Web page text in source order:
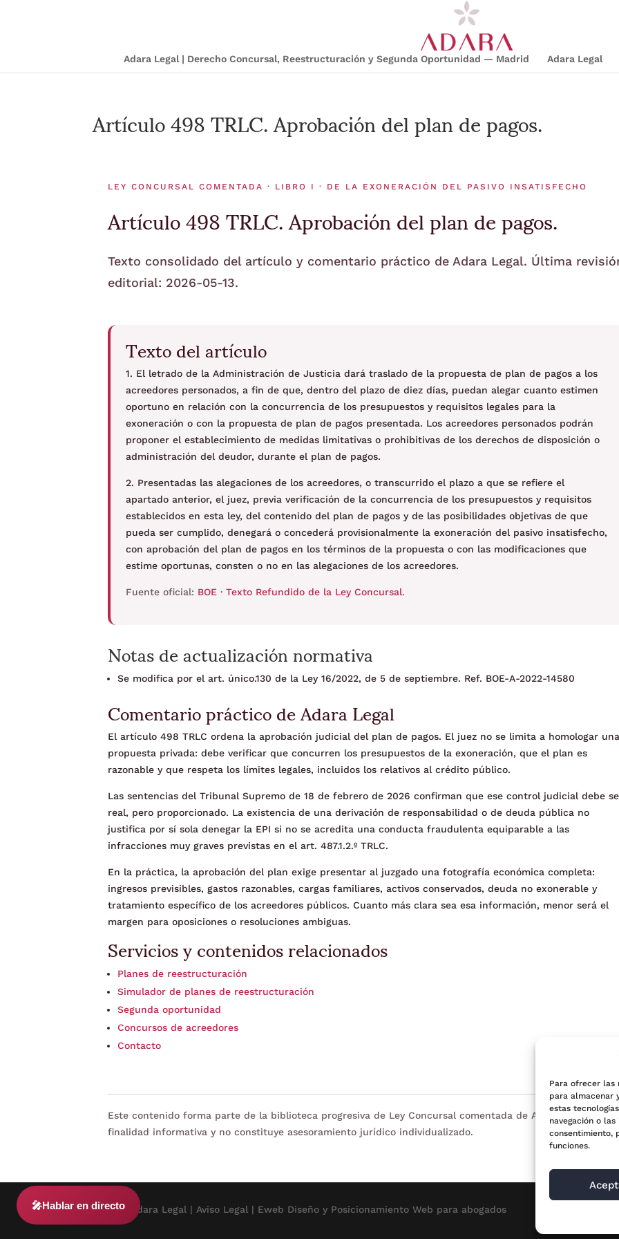
Para ofrecer las
para almacenar
estas
navegación o
consentimiento,
funciones.
Adara Legal | Derecho Concursal, Reestructuración y Segunda Oportunidad — Madrid Adara Legal
Artículo 498 TRLC. Aprobación del plan de pagos.
LEY CONCURSAL COMENTADA · LIBRO I · DE LA EXONERACIÓN DEL PASIVO INSATISFECHO
Artículo 498 TRLC. Aprobación del plan de pagos.
Texto consolidado del artículo y comentario práctico de Adara Legal. Última
editorial: 2026-05-13.
Texto del artículo
1. El letrado de la Administración de Justicia dará traslado de la propuesta de plan de pagos a los
acreedores personados, a fin de que, dentro del plazo de diez días, puedan alegar cuanto estimen
oportuno en relación con la concurrencia de los presupuestos y requisitos legales para la
exoneración o con la propuesta de plan de pagos presentada. Los acreedores personados podrán
proponer el establecimiento de medidas limitativas o prohibitivas de los derechos de disposición o
administración del deudor, durante el plan de pagos.
2. Presentadas las alegaciones de los acreedores, o transcurrido el plazo a que se refiere el
apartado anterior, el juez, previa verificación de la concurrencia de los presupuestos y requisitos
establecidos en esta ley, del contenido del plan de pagos y de las posibilidades objetivas de que
pueda ser cumplido, denegará o concederá provisionalmente la exoneración del pasivo insatisfecho,
con aprobación del plan de pagos en los términos de la propuesta o con las modificaciones que
estime oportunas, consten o no en las alegaciones de los acreedores.
Fuente oficial: BOE · Texto Refundido de la Ley Concursal.
Notas de actualización normativa
Se modifica por el art. único.130 de la Ley 16/2022, de 5 de septiembre. Ref. BOE-A-2022-14580
Comentario práctico de Adara Legal
El artículo 498 TRLC ordena la aprobación judicial del plan de pagos. El juez no se limita a homologar
propuesta privada: debe verificar que concurren los presupuestos de la exoneración, que el plan es
razonable y que respeta los límites legales, incluidos los relativos al crédito público.
Las sentencias del Tribunal Supremo de 18 de febrero de 2026 confirman que ese control judicial debe
real, pero proporcionado. La existencia de una derivación de responsabilidad o de deuda pública no
justifica por sí sola denegar la EPI si no se acredita una conducta fraudulenta equiparable a las
infracciones muy graves previstas en el art. 487.1.2.º TRLC.
En la práctica, la aprobación del plan exige presentar al juzgado una fotografía económica completa:
ingresos previsibles, gastos razonables, cargas familiares, activos conservados, deuda no exonerable y
tratamiento específico de los acreedores públicos. Cuanto más clara sea esa información, menor será el
margen para oposiciones o resoluciones ambiguas.
Servicios y contenidos relacionados
Planes de reestructuración
Simulador de planes de reestructuración
Segunda oportunidad
Concursos de acreedores
Contacto
Este contenido forma parte de la biblioteca progresiva de Ley Concursal comentada de Adara Legal.
finalidad informativa y no constituye asesoramiento jurídico individualizado.
© 2024 Adara Legal | Aviso Legal | Eweb Diseño y PosicionamientoWeb para abogados
🎤Hablar en directo